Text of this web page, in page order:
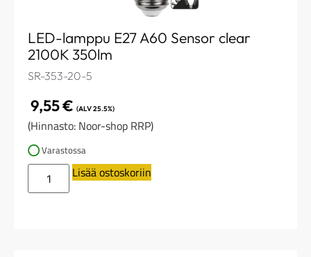
LED-lamppu E27 A60 Sensor clear
2100K 350lm
SR-353-20-5
9,55€ (ALV 25.5%)
(Hinnasto: Noor-shop RRP)
Varastossa
Lisää ostoskoriin